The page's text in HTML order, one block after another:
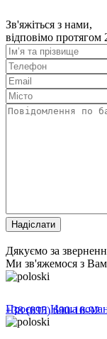
Зв'яжіться з нами,
відповімо
Дякуємо за
Ми зв'яжемося з
+38 (095) 690-10-92
Проєкти Наша